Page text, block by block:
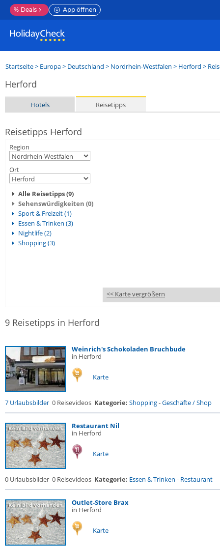
% Deals App öffnen
Startseite> Europa> Deutschland > Nordrhein-Westfalen > Herford >
Herford
Hotels Reisetipps
Reisetipps Herford
Region
Ort
Alle Reisetipps (9)
Sehenswürdigkeiten (0)
Sport & Freizeit (1)
Essen & Trinken (3)
Nightlife (2)
Shopping (3)
<< Karte vergrößern
9 Reisetipps in Herford
Weinrich's Schokoladen Bruchbude
in Herford
Karte
7 Urlaubsbilder 0 Reisevideos Kategorie: Shopping-Geschäfte / Shop
Restaurant Nil
in Herford
Karte
0 Urlaubsbilder 0 Reisevideos Kategorie: Essen & Trinken - Restaurant
Outlet-Store Brax
in Herford
Karte